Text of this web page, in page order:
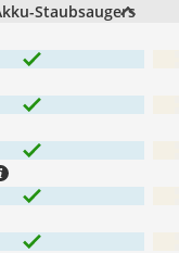
Staubsaugers